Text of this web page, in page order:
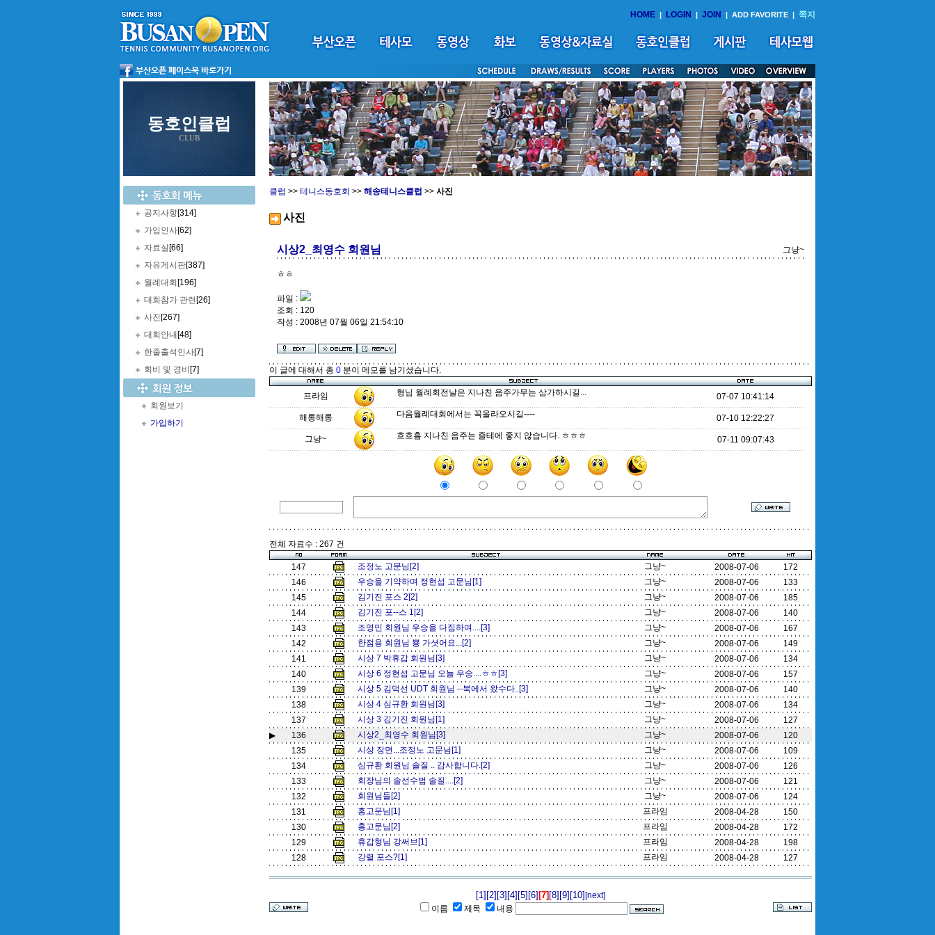
HOME | LOGIN | JOIN | ADD FAVORITE | 쪽지
동호인클럽
CLUB
공지사항[314]
가입인사[62]
자료실 [66]
자유게시판[387]
월례대회 [196]
대회참가 관련 [26]
사진 [267]
대회안내 [48]
한줄출석인사[7]
회비 및 경비 [7]
회원보기
가입하기
클럽 >> 테니스동호회 >> 해송테니스클럽 >> 사진
사진
시상2_최영수 회원님 그냥~
ㅎㅎ
파일 :
조회 : 120
작성 : 2008년 07월 06일 21:54:10
이 글에 대해서 총 0 분이 메모를 남기셨습니다.
프라임 형님 월례회전날은 지나친 음주가무는 삼가하시길... 07-07 10:41:14
해롱해롱 다음월례대회에서는 꼭올라오시길---- 07-10 12:22:27
그냥~ 흐흐흠 지나친 음주는 즐테에 좋지 않습니다. ㅎㅎㅎ 07-11 09:07:43
전체 자료수 : 267 건
147 조정노 고문님[2] 그냥~ 2008-07-06
172
146
우승을 기약하며 정현섭 고문님[1] 그냥~ 2008-07-06
133
145
김기진 포스 2[2] 그냥~ 2008-07-06
185
144
김기진 포--스 1[2] 그냥~ 2008-07-06
140
143
조영민 회원님 우승을 다짐하며....[3] 그냥~ 2008-07-06
167
142
한점용 회원님 뿅 가셧어요...[2] 그냥~ 2008-07-06
149
141
시상 7 박휴갑 회원님[3] 그냥~ 2008-07-06
134
140
시상 6 정현섭 고문님 오늘 우숭....ㅎㅎ[3] 그냥~ 2008-07-06
157
139
시상 5 김덕선 UDT 회원님 --북에서 왔수다..[3] 그냥~ 2008-07-06
140
138
시상 4 심규환 회원님[3] 그냥~ 2008-07-06
134
137
시상 3 김기진 회원님[1] 그냥~ 2008-07-06
127
▶
136 시상2_최영수 회원님[3] 그냥~ 2008-07-06
120
135
시상 장면...조정노 고문님[1] 그냥~ 2008-07-06
109
134
심규환 회원님 솔질 .. 감사합니다.[2] 그냥~ 2008-07-06
126
133
회장님의 솔선수범 솔질....[2] 그냥~ 2008-07-06
121
132
회원님들[2] 그냥~ 2008-07-06
124
131
홍고문님[1] 프라임 2008-04-28
150
130
홍고문님[2] 프라임 2008-04-28
172
129
휴갑형님 강써브[1] 프라임 2008-04-28
198
128
강렬 포스?[1] 프라임 2008-04-28 127
[1] [2] [3] [4] [5] [6] [7] [8] [9] [10] [next]
이름
제목 내용